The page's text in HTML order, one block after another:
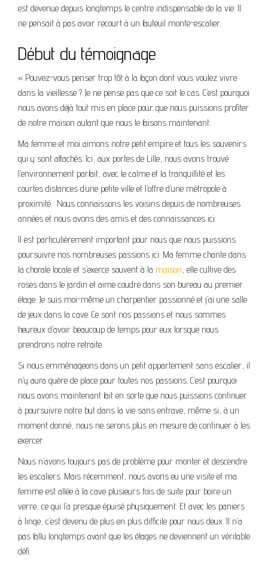
est devenue depuis longtemps le centre indispensable de la vie. Il
ne pensait à pas avoir recourt à un fauteuil monte-escalier.
Début du témoignage
« Pouvez-vous penser trop tôt à la façon dont vous voulez vivre
dans la vieillesse ? Je ne pense pas que ce soit le cas. C’est pourquoi
nous avons déjà tout mis en place pour que nous puissions profiter
de notre maison autant que nous le faisons maintenant.
Ma femme et moi aimons notre petit empire et tous les souvenirs
qui y sont attachés. Ici, aux portes de Lille, nous avons trouvé
l’environnement parfait, avec le calme et la tranquillité et les
courtes distances d’une petite ville et l’offre d’une métropole à
proximité. Nous connaissons les voisins depuis de nombreuses
années et nous avons des amis et des connaissances ici.
Il est particulièrement important pour nous que nous puissions
poursuivre nos nombreuses passions ici. Ma femme chante dans
la chorale locale et s’exerce souvent à la maison, elle cultive des
roses dans le jardin et aime coudre dans son bureau au premier
étage. Je suis moi-même un charpentier passionné et j’ai une salle
de jeux dans la cave. Ce sont nos passions et nous sommes
heureux d’avoir beaucoup de temps pour eux lorsque nous
prendrons notre retraite.
Si nous emménageons dans un petit appartement sans escalier, il
n’y aura guère de place pour toutes nos passions. C’est pourquoi
nous avons maintenant fait en sorte que nous puissions continuer
à poursuivre notre but dans la vie sans entrave, même si, à un
moment donné, nous ne serons plus en mesure de continuer à les
exercer.
Nous n’avons toujours pas de problème pour monter et descendre
les escaliers. Mais récemment, nous avons eu une visite et ma
femme est allée à la cave plusieurs fois de suite pour boire un
verre, ce qui l’a presque épuisé physiquement. Et avec les paniers
à linge, c’est devenu de plus en plus difficile pour nous deux. Il n’a
pas fallu longtemps avant que les étages ne deviennent un véritable
défi.